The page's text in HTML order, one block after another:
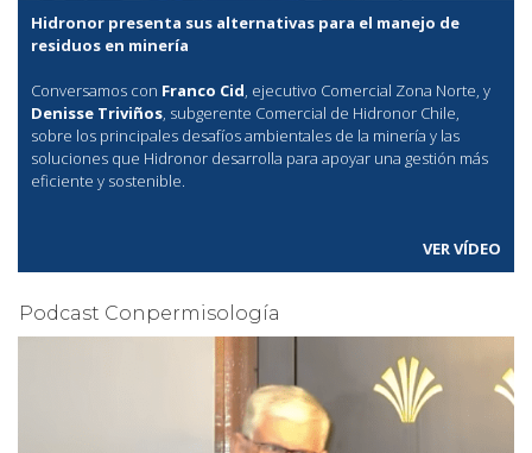
Hidronor presenta sus alternativas para el manejo de
residuos en minería
Conversamos con Franco Cid, ejecutivo Comercial Zona Norte, y
Denisse Triviños, subgerente Comercial de Hidronor Chile,
sobre los principales desafíos ambientales de la minería y las
soluciones que Hidronor desarrolla para apoyar una gestión más
eficiente y sostenible.
VER VÍDEO
Podcast Conpermisología